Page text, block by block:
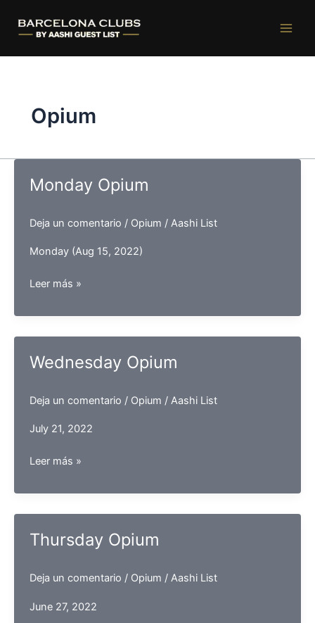
contenido
Opium
Monday Opium
Deja un comentario / Opium / Aashi List
Monday (Aug 15, 2022)
Monday
Leer más »
Wednesday Opium
Deja un comentario / Opium / Aashi List
July 21, 2022
Wednesday
Leer más »
Thursday Opium
Deja un comentario / Opium / Aashi List
June 27, 2022